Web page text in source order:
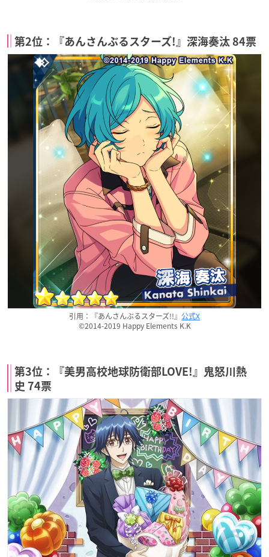
第2位：『あんさんぶるスターズ!』深海奏汰 84票
引用：『あんさんぶるスターズ!!』 公式X
©2014-2019 Happy Elements K.K
第3位：『美男高校地球防衛部LOVE!』鬼怒川熱
史 74票